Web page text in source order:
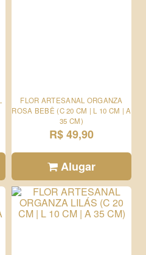
FLOR ARTESANAL ORGANZA
ROSA BEBÊ (C 20 CM | L 10 CM | A
35 CM)
R$ 49,90
Alugar